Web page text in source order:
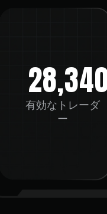
有効なトレーダ
ー